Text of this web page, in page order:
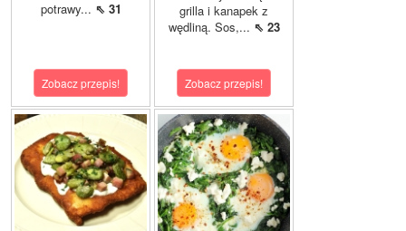
potrawy... ⇖ 31
Zobacz przepis!
grilla i kanapek z
wędliną. Sos,... ⇖ 23
Zobacz przepis!